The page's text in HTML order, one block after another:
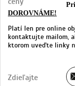
DOROVNÁME!
Platí len pre online
kontaktujte mailom,
ktorom uveďte linky
Zdieľajte